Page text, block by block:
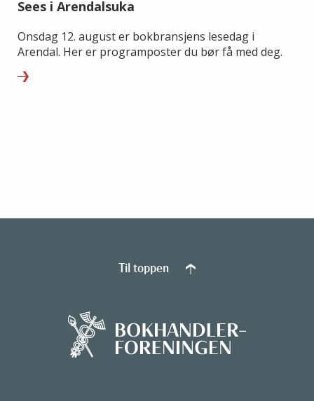
Sees i Arendalsuka
Onsdag 12. august er bokbransjens lesedag i
Arendal. Her er programposter du bør få med deg.
Til toppen